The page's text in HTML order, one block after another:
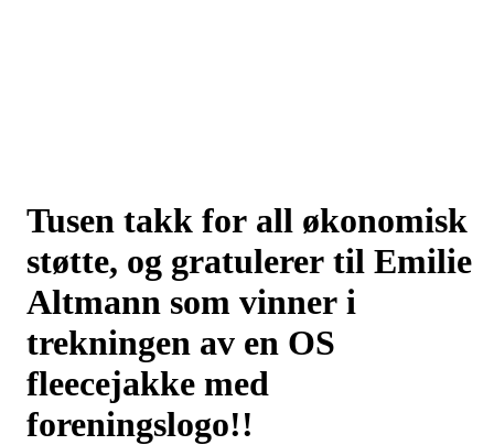
Tusen takk for all økonomisk
støtte, og gratulerer til Emilie
Altmann som vinner i
trekningen av en OS
fleecejakke med
foreningslogo!!